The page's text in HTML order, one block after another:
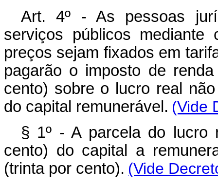
Art. 4º - As pessoas
serviços públicos
preços sejam fixados em
pagarão o imposto de
cento) sobre o lucro real
do capital remunerável. (Vide
§ 1º - A parcela do lucro
cento) do capital a
(trinta por cento). (Vide